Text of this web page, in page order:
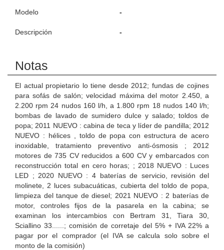
Modelo -
Descripción -
Notas
El actual propietario lo tiene desde 2012; fundas de cojines
para sofás de salón; velocidad máxima del motor 2.450, a
2.200 rpm 24 nudos 160 l/h, a 1.800 rpm 18 nudos 140 l/h;
bombas de lavado de sumidero dulce y salado; toldos de
popa; 2011 NUEVO : cabina de teca y líder de pandilla; 2012
NUEVO : hélices , toldo de popa con estructura de acero
inoxidable, tratamiento preventivo anti-ósmosis ; 2012
motores de 735 CV reducidos a 600 CV y embarcados con
reconstrucción total en cero horas; ; 2018 NUEVO : Luces
LED ; 2020 NUEVO : 4 baterías de servicio, revisión del
molinete, 2 luces subacuáticas, cubierta del toldo de popa,
limpieza del tanque de diesel; 2021 NUEVO : 2 baterías de
motor, controles fijos de la pasarela en la cabina; se
examinan los intercambios con Bertram 31, Tiara 30,
Sciallino 33......; comisión de corretaje del 5% + IVA 22% a
pagar por el comprador (el IVA se calcula solo sobre el
monto de la comisión)